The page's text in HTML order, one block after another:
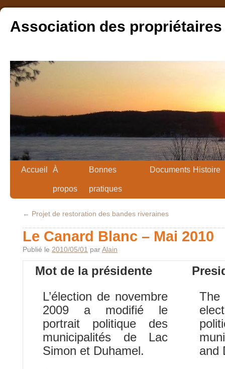
Association des
Accueil À
propos
Bonnes
pratiques
Documents Histoire
← Projet de restoration des bandes riveraines
Le Canard Blanc – Mai 2010
Publié le 2010/05/01 parAlain
Mot de la présidente
L’élection de novembre
2009 a modifié le
portrait politique des
municipalités de Lac
Simon et Duhamel.